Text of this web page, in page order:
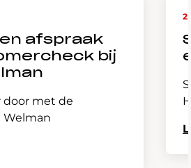
afspraak
bij
door met de
Welman